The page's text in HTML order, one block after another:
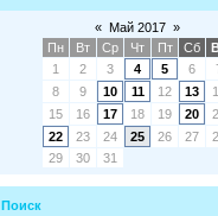
« Май 2017 »
Пн
Вт Ср Чт Пт Сб
1
2 3 4 5 6
8
9 10 11 12 13
15
16 17 18 19 20
22
23 24 25 26 27
29
30 31
Поиск